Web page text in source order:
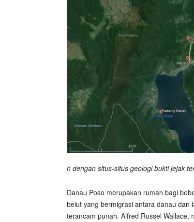
h dengan situs-situs geologi bukti jejak
Danau Poso merupakan rumah bagi
belut yang bermigrasi antara danau dan
terancam punah. Alfred Russel